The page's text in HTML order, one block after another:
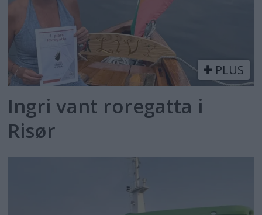
PLUS
Ingri vant roregatta i
Risør